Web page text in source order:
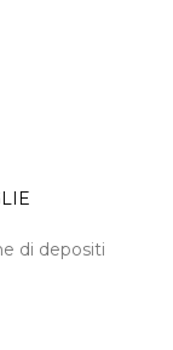
di depositi